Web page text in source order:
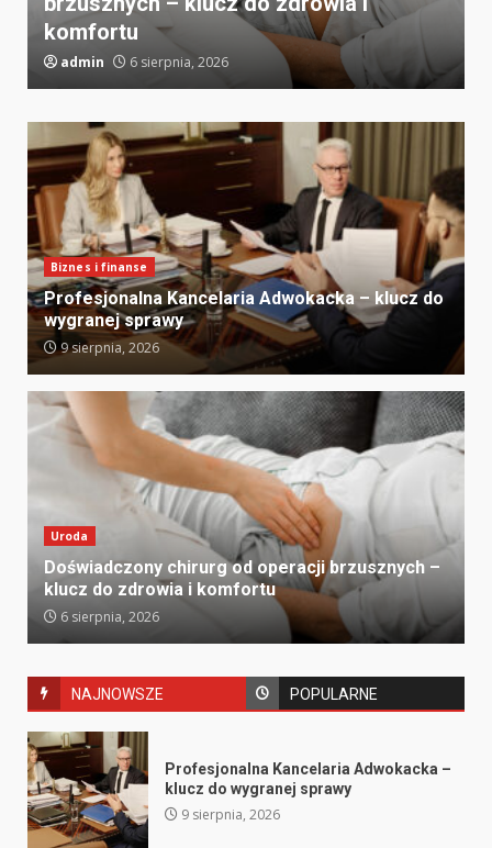
komfortu
admin 6 sierpnia, 2026
NAJNOWSZE POPULARNE
Profesjonalna Kancelaria Adwokacka –
klucz do wygranej sprawy
9 sierpnia, 2026
Biznes i finanse
Profesjonalna Kancelaria Adwokacka – klucz do
wygranej sprawy
9 sierpnia, 2026
Uroda
Doświadczony chirurg od operacji brzusznych –
klucz do zdrowia i komfortu
6 sierpnia, 2026